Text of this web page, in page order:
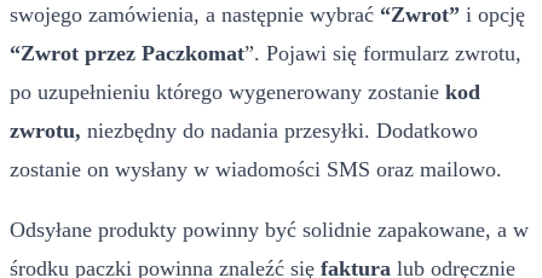
swojego zamówienia, a następnie wybrać “Zwrot” i opcję
“Zwrot przez Paczkomat”. Pojawi się formularz zwrotu,
po uzupełnieniu którego wygenerowany zostanie kod
zwrotu, niezbędny do nadania przesyłki. Dodatkowo
zostanie on wysłany w wiadomości SMS oraz mailowo.
Odsyłane produkty powinny być solidnie zapakowane, a w
środku paczki powinna znaleźć się faktura lub odręcznie